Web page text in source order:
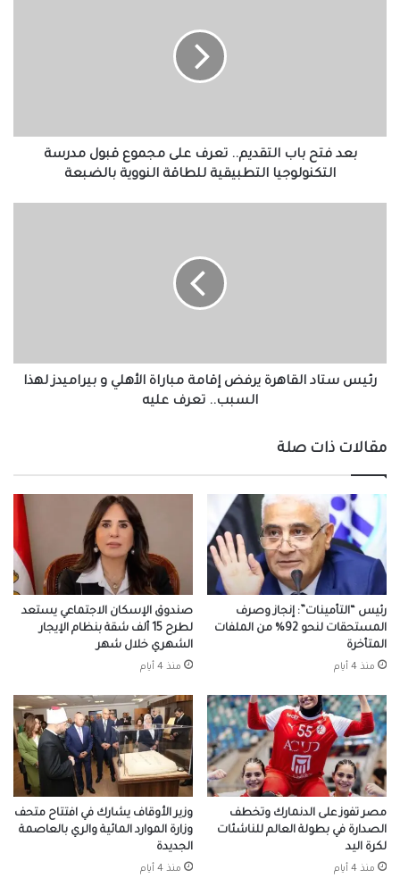
مدرسة
التكنولوجيابعد فتح باب التقديم.. تعرف على مجموع قبول مدرسة
التكنولوجيا التطبيقية للطاقة النووية بالضبعة
بيراميدز
لهذا
رئيس ستاد القاهرة يرفض إقامة مباراة الأهلي و بيراميدز لهذا
السبب.. تعرف عليه
مقالات ذات صلة
رئيس “التأمينات”: إنجاز وصرف
المستحقات لنحو 92% من الملفات
المتأخرة
منذ 4 أيام
صندوق الإسكان الاجتماعي يستعد
لطرح 15 ألف شقة بنظام الإيجار
الشهري خلال شهر
منذ 4 أيام
مصر تفوز على الدنمارك وتخطف
الصدارة في بطولة العالم للناشئات
لكرة اليد
منذ 4 أيام
وزير الأوقاف يشارك في افتتاح متحف
وزارة الموارد المائية والري بالعاصمة
الجديدة
منذ 4 أيام